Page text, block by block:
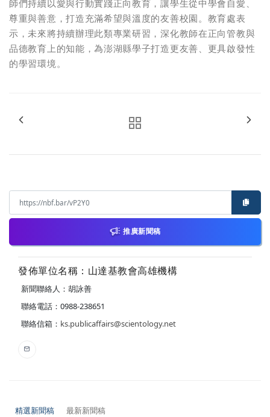
師們持續以愛與行動實踐正向教育，讓學生從中學會自愛、
尊重與善意，打造充滿希望與溫度的友善校園。教育處表
示，未來將持續辦理此類專業研習，深化教師在正向管教與
品德教育上的知能，為澎湖縣學子打造更友善、更具啟發性
的學習環境。
推廣新聞稿
發佈單位名稱：山達基教會高雄機構
新聞聯絡人：胡詠善
聯絡電話：0988-238651
聯絡信箱： ks.publicaffairs@scientology.net
精選新聞稿 最新新聞稿